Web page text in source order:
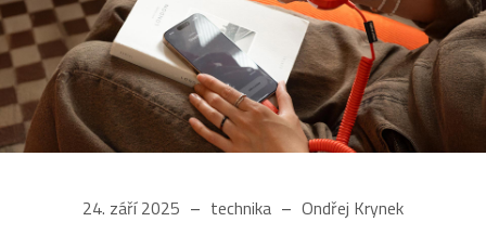
24. září 2025 technika Ondřej Krynek